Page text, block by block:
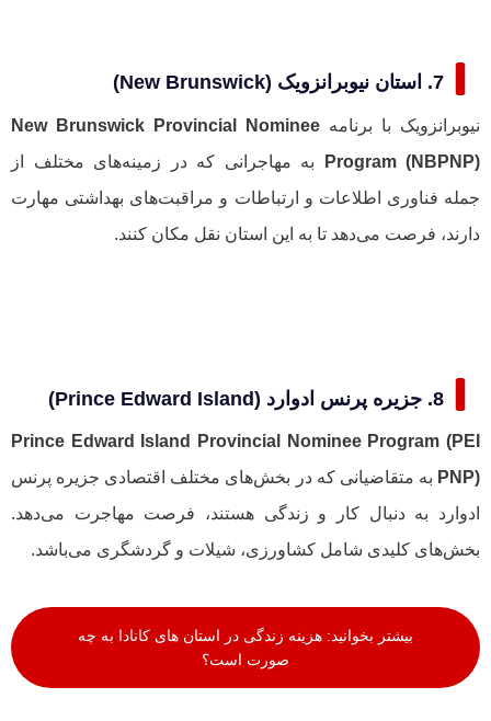
7. استان نیوبرانزویک (New Brunswick)
نیوبرانزویک با برنامه New Brunswick Provincial Nominee
Program (NBPNP)
به مهاجرانی که در زمینه‌های مختلف از
جمله فناوری اطلاعات و ارتباطات و مراقبت‌های بهداشتی مهارت
دارند، فرصت می‌دهد تا به این استان نقل مکان کنند.
8. جزیره پرنس ادوارد (Prince Edward Island)
Prince Edward Island Provincial Nominee Program (PEI
PNP) به متقاضیانی که در بخش‌های مختلف اقتصادی جزیره پرنس
ادوارد به دنبال کار و زندگی هستند، فرصت مهاجرت می‌دهد.
بخش‌های کلیدی شامل کشاورزی، شیلات و گردشگری می‌باشد.
بیشتر بخوانید: هزینه زندگی در استان های کانادا به چه
صورت است؟